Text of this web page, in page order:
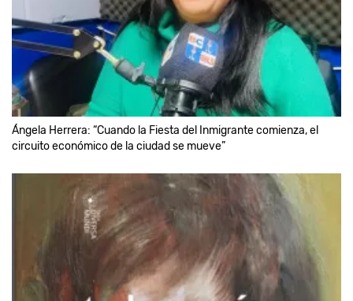
Ángela Herrera: “Cuando la Fiesta del Inmigrante comienza, el
circuito económico de la ciudad se mueve”